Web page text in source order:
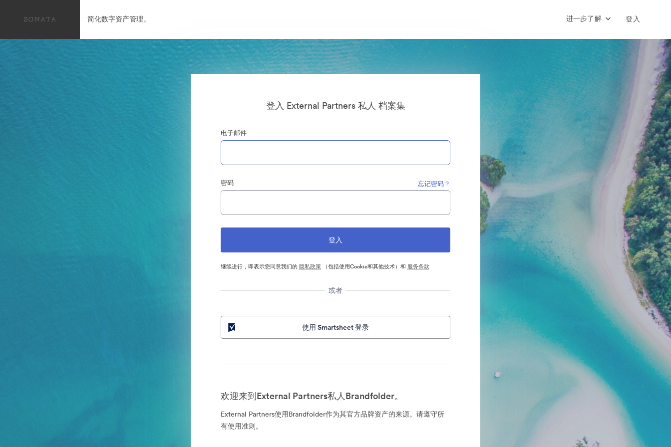
简化数字资产管理。 进一步了解 登入
登入 External Partners 私人 档案集
电子邮件
密码 忘记密码？
继续进行，即表示您同意我们的 隐私政策 （包括使用Cookie和其他技术）和 服务条款
或者
使用 Smartsheet 登录
欢迎来到External Partners私人Brandfolder。
External Partners使用Brandfolder作为其官方品牌资产的来源。请遵守所
有使用准则。